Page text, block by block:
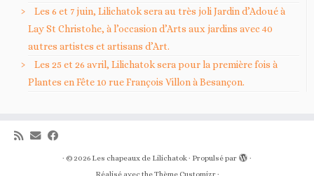
Les 6 et 7 juin, Lilichatok sera au très joli Jardin d’Adoué à
Lay St Christohe, à l’occasion d’Arts aux jardins avec 40
autres artistes et artisans d’Art.
Les 25 et 26 avril, Lilichatok sera pour la première fois à
Plantes en Fête 10 rue François Villon à Besançon.
· © 2026 Les chapeaux de Lilichatok· Propulsé par
·